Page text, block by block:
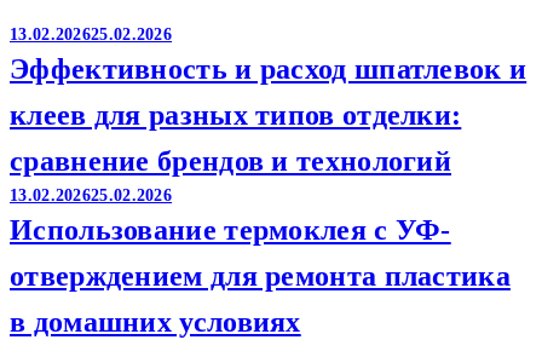
13.02.202625.02.2026
Эффективность и расход шпатлевок и
клеев для разных типов отделки:
сравнение брендов и технологий
13.02.202625.02.2026
Использование термоклея с УФ-
отверждением для ремонта пластика
в домашних условиях